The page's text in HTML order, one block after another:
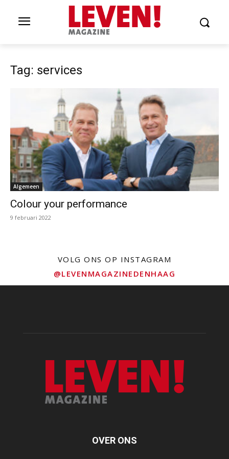
Tag: services
Algemeen
Colour your performance
9 februari 2022
VOLG ONS OP INSTAGRAM
@LEVENMAGAZINEDENHAAG
OVER ONS